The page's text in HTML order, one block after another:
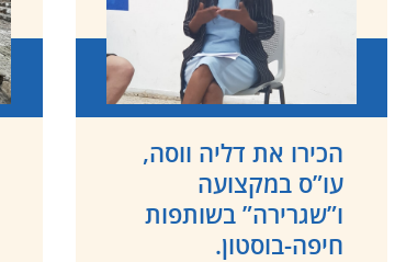
הכירו את דליה ווסה,
עו”ס במקצועה
ו”שגרירה” בשותפות
חיפה-בוסטון.